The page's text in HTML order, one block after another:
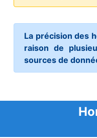
La précision des
raison de
sources de